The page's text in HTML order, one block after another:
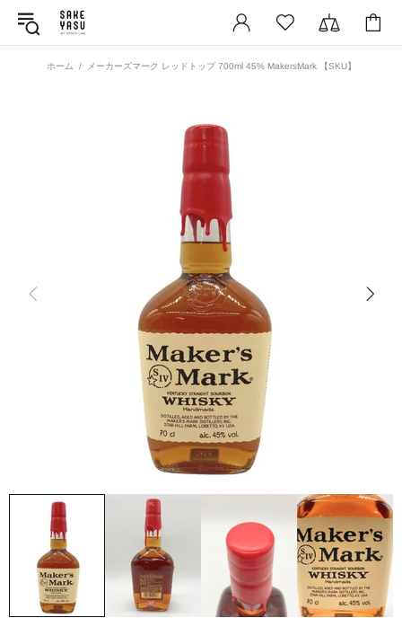
ホーム メーカーズマーク レッドトップ 700ml 45% MakersMark 【SKU】